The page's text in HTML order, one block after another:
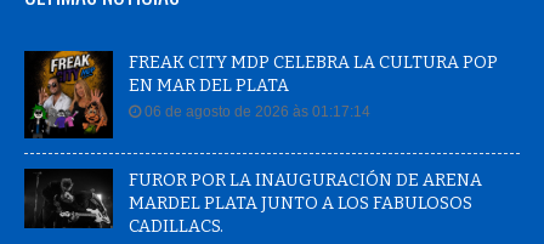
FREAK CITY MDP CELEBRA LA CULTURA POP
EN MAR DEL PLATA
06 de agosto de 2026 às 01:17:14
FUROR POR LA INAUGURACIÓN DE ARENA
MARDEL PLATA JUNTO A LOS FABULOSOS
CADILLACS.